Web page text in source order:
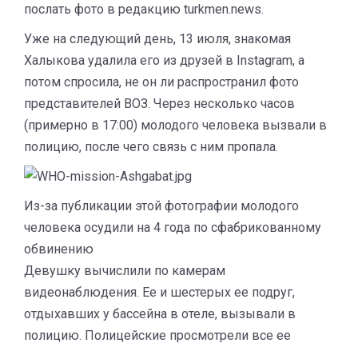
послать фото в редакцию turkmen.news.
Уже на следующий день, 13 июля, знакомая
Халыкова удалила его из друзей в Instagram, а
потом спросила, не он ли распространил фото
представителей ВОЗ. Через несколько часов
(примерно в 17:00) молодого человека вызвали в
полицию, после чего связь с ним пропала.
Из-за публикации этой фотографии молодого
человека осудили на 4 года по сфабрикованному
обвинению
Девушку вычислили по камерам
видеонаблюдения. Ее и шестерых ее подруг,
отдыхавших у бассейна в отеле, вызывали в
полицию. Полицейские просмотрели все ее